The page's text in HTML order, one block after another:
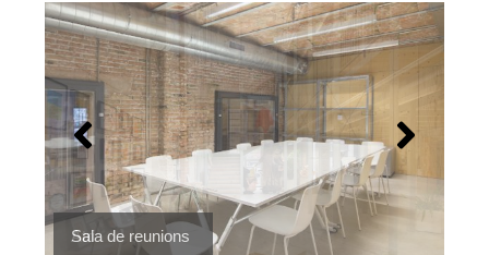
Atri
Sala de reunions